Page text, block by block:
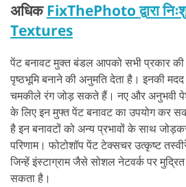
अधिकFixThePhoto द्वारा
Textures
पेंट बनावट मुक्त बंडल आपको सभी प्रकार की
पृष्ठभूमि बनाने की अनुमति देता है। इनकी
चमकीले रंग जोड़ सकते हैं। नए और अनुभवी
के लिए इन मुफ्त पेंट बनावट का उपयोग कर
है इन बनावटों को अन्य प्रभावों के साथ
परिणाम। फोटोशॉप पेंट टेक्सचर उत्कृष्ट
जिन्हें इंस्टाग्राम जैसे सोशल नेटवर्क पर
सकता है।